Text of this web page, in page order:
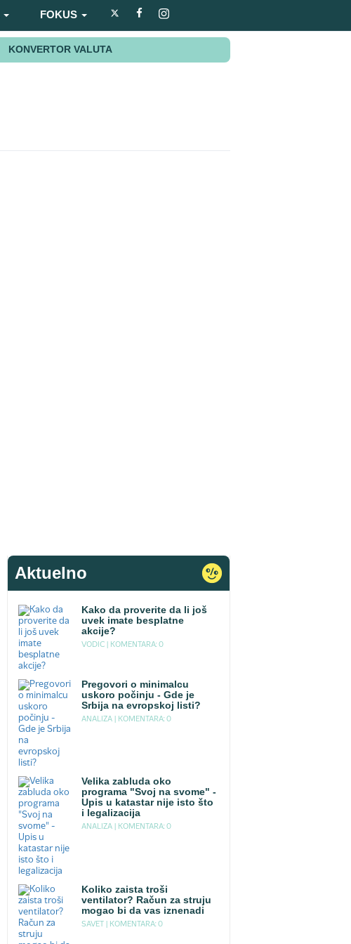
FOKUS
KONVERTOR VALUTA
Aktuelno
Kako da proverite da li još
uvek imate besplatne
akcije?
VODIC | KOMENTARA: 0
Pregovori o minimalcu
uskoro počinju - Gde je
Srbija na evropskoj listi?
ANALIZA | KOMENTARA: 0
Velika zabluda oko
programa "Svoj na svome" -
Upis u katastar nije isto što
i legalizacija
ANALIZA | KOMENTARA: 0
Koliko zaista troši
ventilator? Račun za struju
mogao bi da vas iznenadi
SAVET | KOMENTARA: 0